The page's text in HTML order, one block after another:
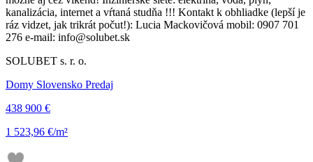
kanalizácia, internet a vŕtaná studňa !!! Kontakt k obhliadke (lepší je
ráz vidzet, jak trikrát počut!): Lucia Mackovičová mobil: 0907 701
276 e-mail: info@solubet.sk
SOLUBET s. r. o.
Domy Slovensko Predaj
438 900 €
1 523,96 €/m²